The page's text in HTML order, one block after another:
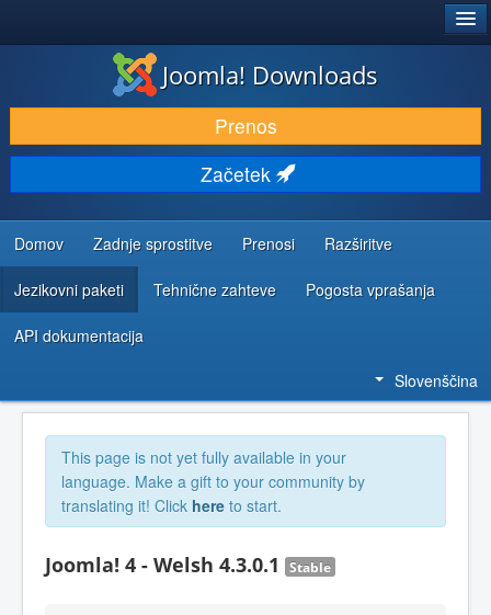
PRENESI IN RAZŠIRI
ODKRIJTE & IZVEJTE
SKUPNOST IN PODPORA
VIRI ZA RAZVIJALCE
Joomla! Downloads
Prenos
Začetek
Domov Zadnje sprostitve Prenosi Razširitve
Jezikovni paketi Tehnične zahteve Pogosta vprašanja
API dokumentacija
Slovenščina
This page is not yet fully available in your
language. Make a gift to your community by
translating it! Click here to start.
Joomla! 4 - Welsh 4.3.0.1 Stable